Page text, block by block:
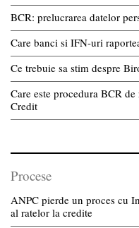
BCR: prelucrarea datelor
Care banci si IFN-uri
Ce trebuie sa stim despre
Care este procedura BCR
Credit
Procese
ANPC pierde un proces cu
al ratelor la credite